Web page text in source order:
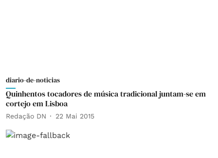
diario-de-noticias
Quinhentos tocadores de música tradicional juntam-se em
cortejo em Lisboa
Redação DN 22 Mai 2015